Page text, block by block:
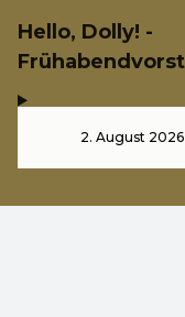
Hello, Dolly! -
2. August 2026